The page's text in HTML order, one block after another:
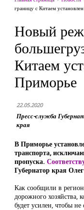
границу с Китаем
Новый
Китаем
Приморье
22.05.2020
Пресс-служба
края
В Приморье
транспорта,
пропуска.
Губернатор края
Как сообщили в
дорожного хозяйства,
будет усилен, чтобы не